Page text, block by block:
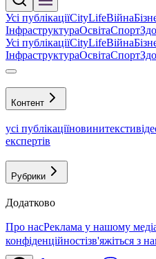
Усі публікаціїCityLifeВійна
ІнфраструктураОсвітаСпорт
Усі публікаціїCityLifeВійна
ІнфраструктураОсвітаСпорт
Контент
усі публікаціїновинитексти
експертів
Рубрики
Додатково
Про насРеклама у нашому
конфіденційностізв'яжіться з